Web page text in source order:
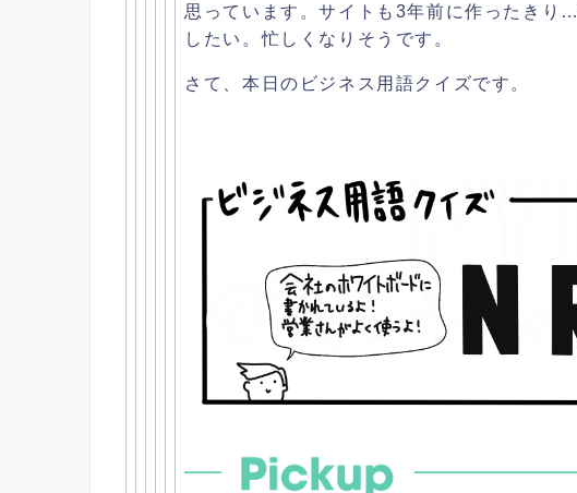
思っています。サイトも3年前に作ったきり…
したい。忙しくなりそうです。
さて、本日のビジネス用語クイズです。